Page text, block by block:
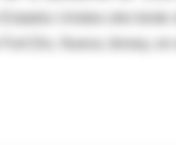
Unidos otro